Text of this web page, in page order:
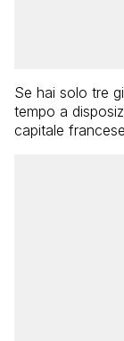
Se hai solo tre
tempo a
capitale